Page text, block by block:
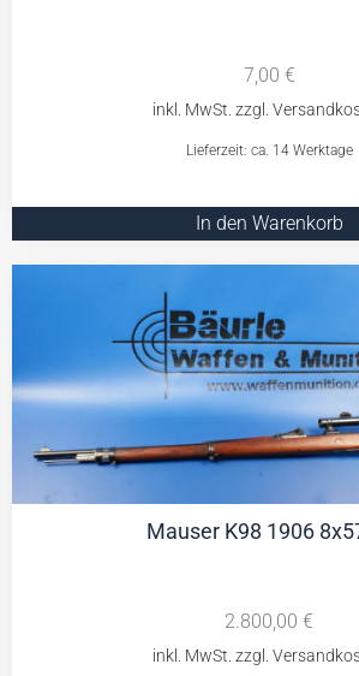
7,00 €
Lieferzeit: ca. 14 Werktage
In den Warenkorb
Mauser K98 1906
2.800,00 €